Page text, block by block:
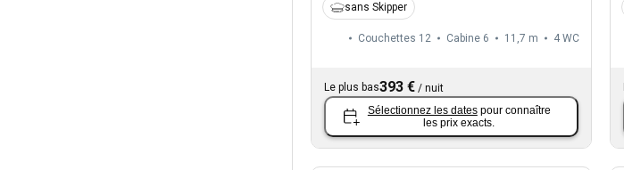
sans Skipper
Couchettes 12 Cabine 6 11,7 m 4 WC
Le plus bas393 € / nuit
Sélectionnez les dates pour connaître
les prix exacts.